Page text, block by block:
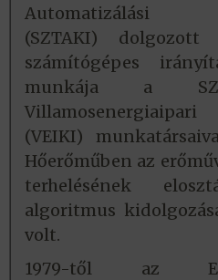
Automatizálási
(SZTAKI)
számítógépes
munkája a
(VEIKI)
Hőerőműben az
terhelésének
algoritmus
volt.
1979-től az